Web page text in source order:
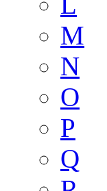
M
N
O
P
Q